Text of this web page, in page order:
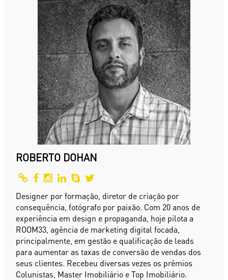
ROBERTO DOHAN
Designer por formação, diretor de criação por
consequência, fotógrafo por paixão. Com 20 anos de
experiência em design e propaganda, hoje pilota a
ROOM33, agência de marketing digital focada,
principalmente, em gestão e qualificação de leads
para aumentar as taxas de conversão de vendas dos
seus clientes. Recebeu diversas vezes os prêmios
Colunistas, Master Imobiliário e Top Imobiliário.